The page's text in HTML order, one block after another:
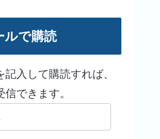
ルで購読
入して購読すれば、
できます。